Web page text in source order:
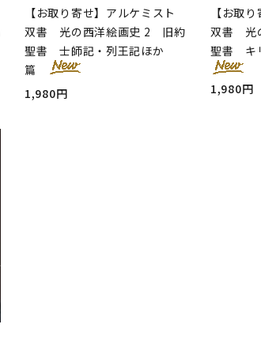
【お取り寄せ】アルケミスト
双書 光の西洋絵画史 2 旧約
聖書 士師記・列王記ほか
篇
1,980円
【お取
双書 光
聖書 キ
1,980円